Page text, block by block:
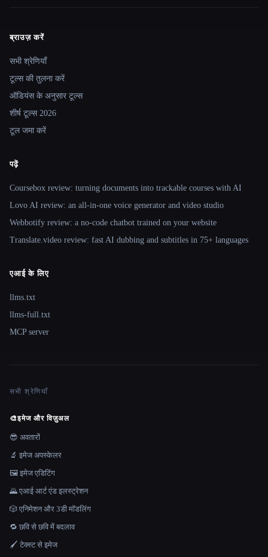
Site navigation
ब्राउज़ करें
सभी श्रेणियाँ
टूल्स की तुलना करें
ऑडियंस के अनुसार टूल्स
शीर्ष टूल्स 2026
टूल जमा करें
पढ़ें
Coursebox review: turning documents into trackable courses with AI
Lovo AI review: an all-in-one voice generator and video studio
Webbotify review: a no-code chatbot trained on your website
Translate.video review: fast AI dubbing and subtitles in 75+ languages
एआई के लिए
llms.txt
llms-full.txt
MCP server
सभी श्रेणियाँ
🎨इमेज और विज़ुअल
😎 अवतारों
🔬 इमेज अपस्केलर
🖼️ इमेज एडिटिंग
🌄 एआई आर्ट एंड इलस्ट्रेशन
🎲 एनिमेशन और 3डी मॉडलिंग
🔁 छवि से छवि में बदलाव
🖌️ टेक्स्ट से इमेज